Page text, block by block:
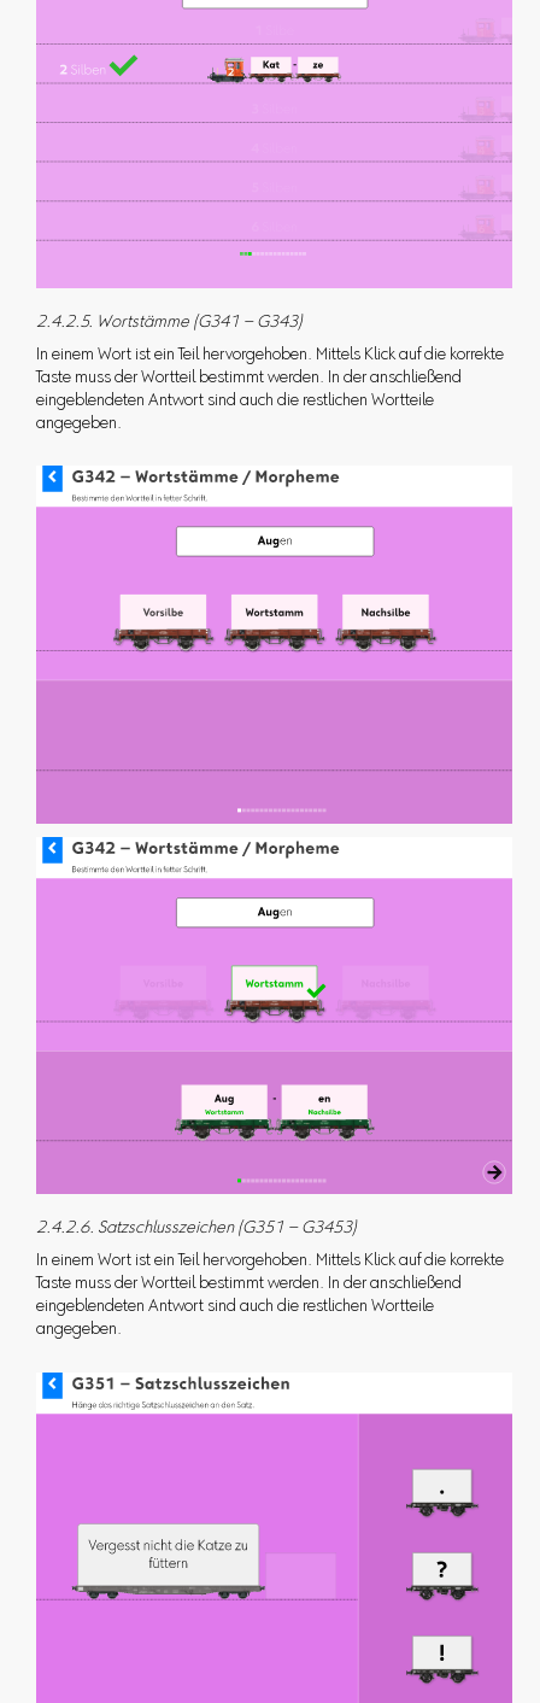
2.4.2.5. Wortstämme (G341 – G343)
In einem Wort ist ein Teil hervorgehoben. Mittels Klick auf die korrekte
Taste muss der Wortteil bestimmt werden. In der anschließend
eingeblendeten Antwort sind auch die restlichen Wortteile
angegeben.
2.4.2.6. Satzschlusszeichen (G351 – G3453)
In einem Wort ist ein Teil hervorgehoben. Mittels Klick auf die korrekte
Taste muss der Wortteil bestimmt werden. In der anschließend
eingeblendeten Antwort sind auch die restlichen Wortteile
angegeben.